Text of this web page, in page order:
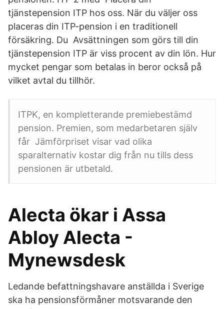
tjänstepension ITP hos oss. När du väljer oss
placeras din ITP-pension i en traditionell
försäkring. Du Avsättningen som görs till din
tjänstepension ITP är viss procent av din lön. Hur
mycket pengar som betalas in beror också på
vilket avtal du tillhör.
ITPK, en kompletterande premiebestämd
pension. Premien, som medarbetaren själv
får Jämförpriset visar vad olika
sparalternativ kostar dig från nu tills dess
pensionen är utbetald.
Alecta ökar i Assa
Abloy Alecta -
Mynewsdesk
Ledande befattningshavare anställda i Sverige
ska ha pensionsförmåner motsvarande den